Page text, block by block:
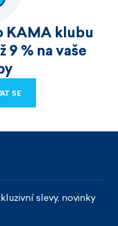
KAMA klubu
9 % na vaše
SE
slevy, novinky